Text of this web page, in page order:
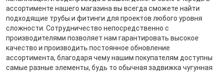
ассортименте нашего магазина вы всегда сможете найти
подходящие трубы и фитинги для проектов любого уровня
сложности. Сотрудничество непосредственно с
производителями позволяет нам гарантировать высокое
качество и производить постоянное обновление
ассортимента, благодаря чему нашим покупателям доступны
самые разные элементы, будь то обычная задвижка чугунная